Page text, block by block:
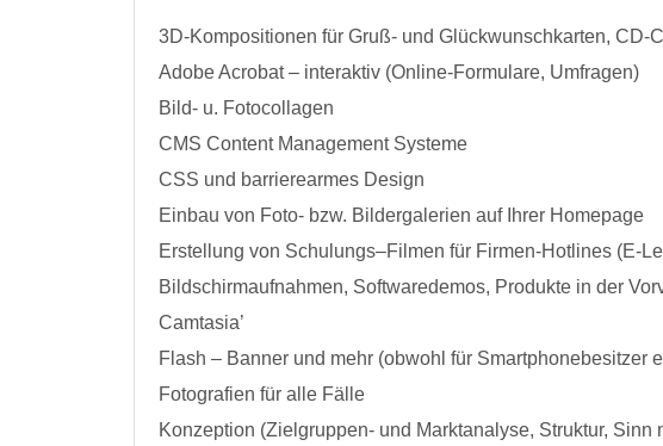
3D-Kompositionen für Gruß- und Glückwunschkarten, CD-
Adobe Acrobat – interaktiv (Online-Formulare, Umfragen)
Bild- u. Fotocollagen
CMS Content Management Systeme
CSS und barrierearmes Design
Einbau von Foto- bzw. Bildergalerien auf Ihrer Homepage
Erstellung von Schulungs–Filmen für Firmen-Hotlines (E-
Bildschirmaufnahmen, Softwaredemos, Produkte in der
Camtasia’
Flash – Banner und mehr (obwohl für Smartphonebesitzer
Fotografien für alle Fälle
Konzeption (Zielgruppen- und Marktanalyse, Struktur, Sinn